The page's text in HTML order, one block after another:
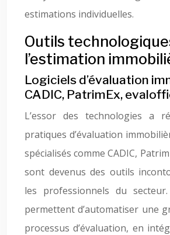
estimations individuelles.
Outils
l’estimation
Logiciels d’évaluation
CADIC, PatrimEx,
L’essor des technologies a
pratiques d’évaluation
spécialisés comme CADIC,
sont devenus des outils
les professionnels du
permettent d’automatiser une
processus d’évaluation, en